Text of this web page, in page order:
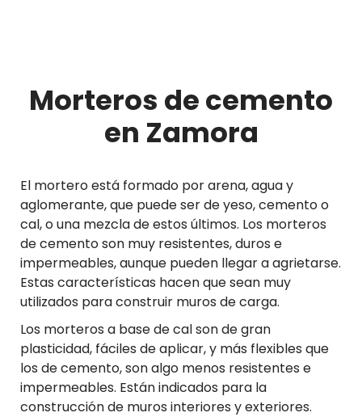
Morteros de cemento
en Zamora
El mortero está formado por arena, agua y
aglomerante, que puede ser de yeso, cemento o
cal, o una mezcla de estos últimos. Los morteros
de cemento son muy resistentes, duros e
impermeables, aunque pueden llegar a agrietarse.
Estas características hacen que sean muy
utilizados para construir muros de carga.
Los morteros a base de cal son de gran
plasticidad, fáciles de aplicar, y más flexibles que
los de cemento, son algo menos resistentes e
impermeables. Están indicados para la
construcción de muros interiores y exteriores.